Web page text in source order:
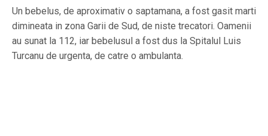
Un bebelus, de aproximativ o saptamana, a fost gasit marti
dimineata in zona Garii de Sud, de niste trecatori. Oamenii
au sunat la 112, iar bebelusul a fost dus la Spitalul Luis
Turcanu de urgenta, de catre o ambulanta.